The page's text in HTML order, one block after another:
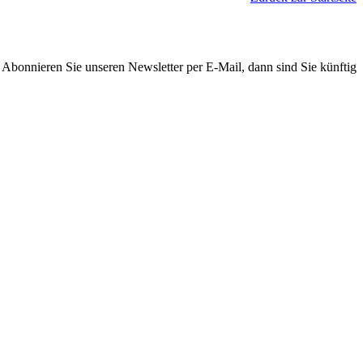
Sie unseren Newsletter per E-Mail, dann sind Sie künftig